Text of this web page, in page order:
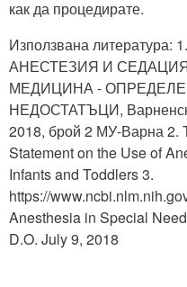
как да процедирате.
Използвана
АНЕСТЕЗИЯ И
МЕДИЦИНА -
НЕДОСТАТЪЦИ,
2018, брой 2 МУ-Варна 2.
Statement on the Use of
Infants and Toddlers 3.
https://
Anesthesia in Special
D.O. July 9, 2018